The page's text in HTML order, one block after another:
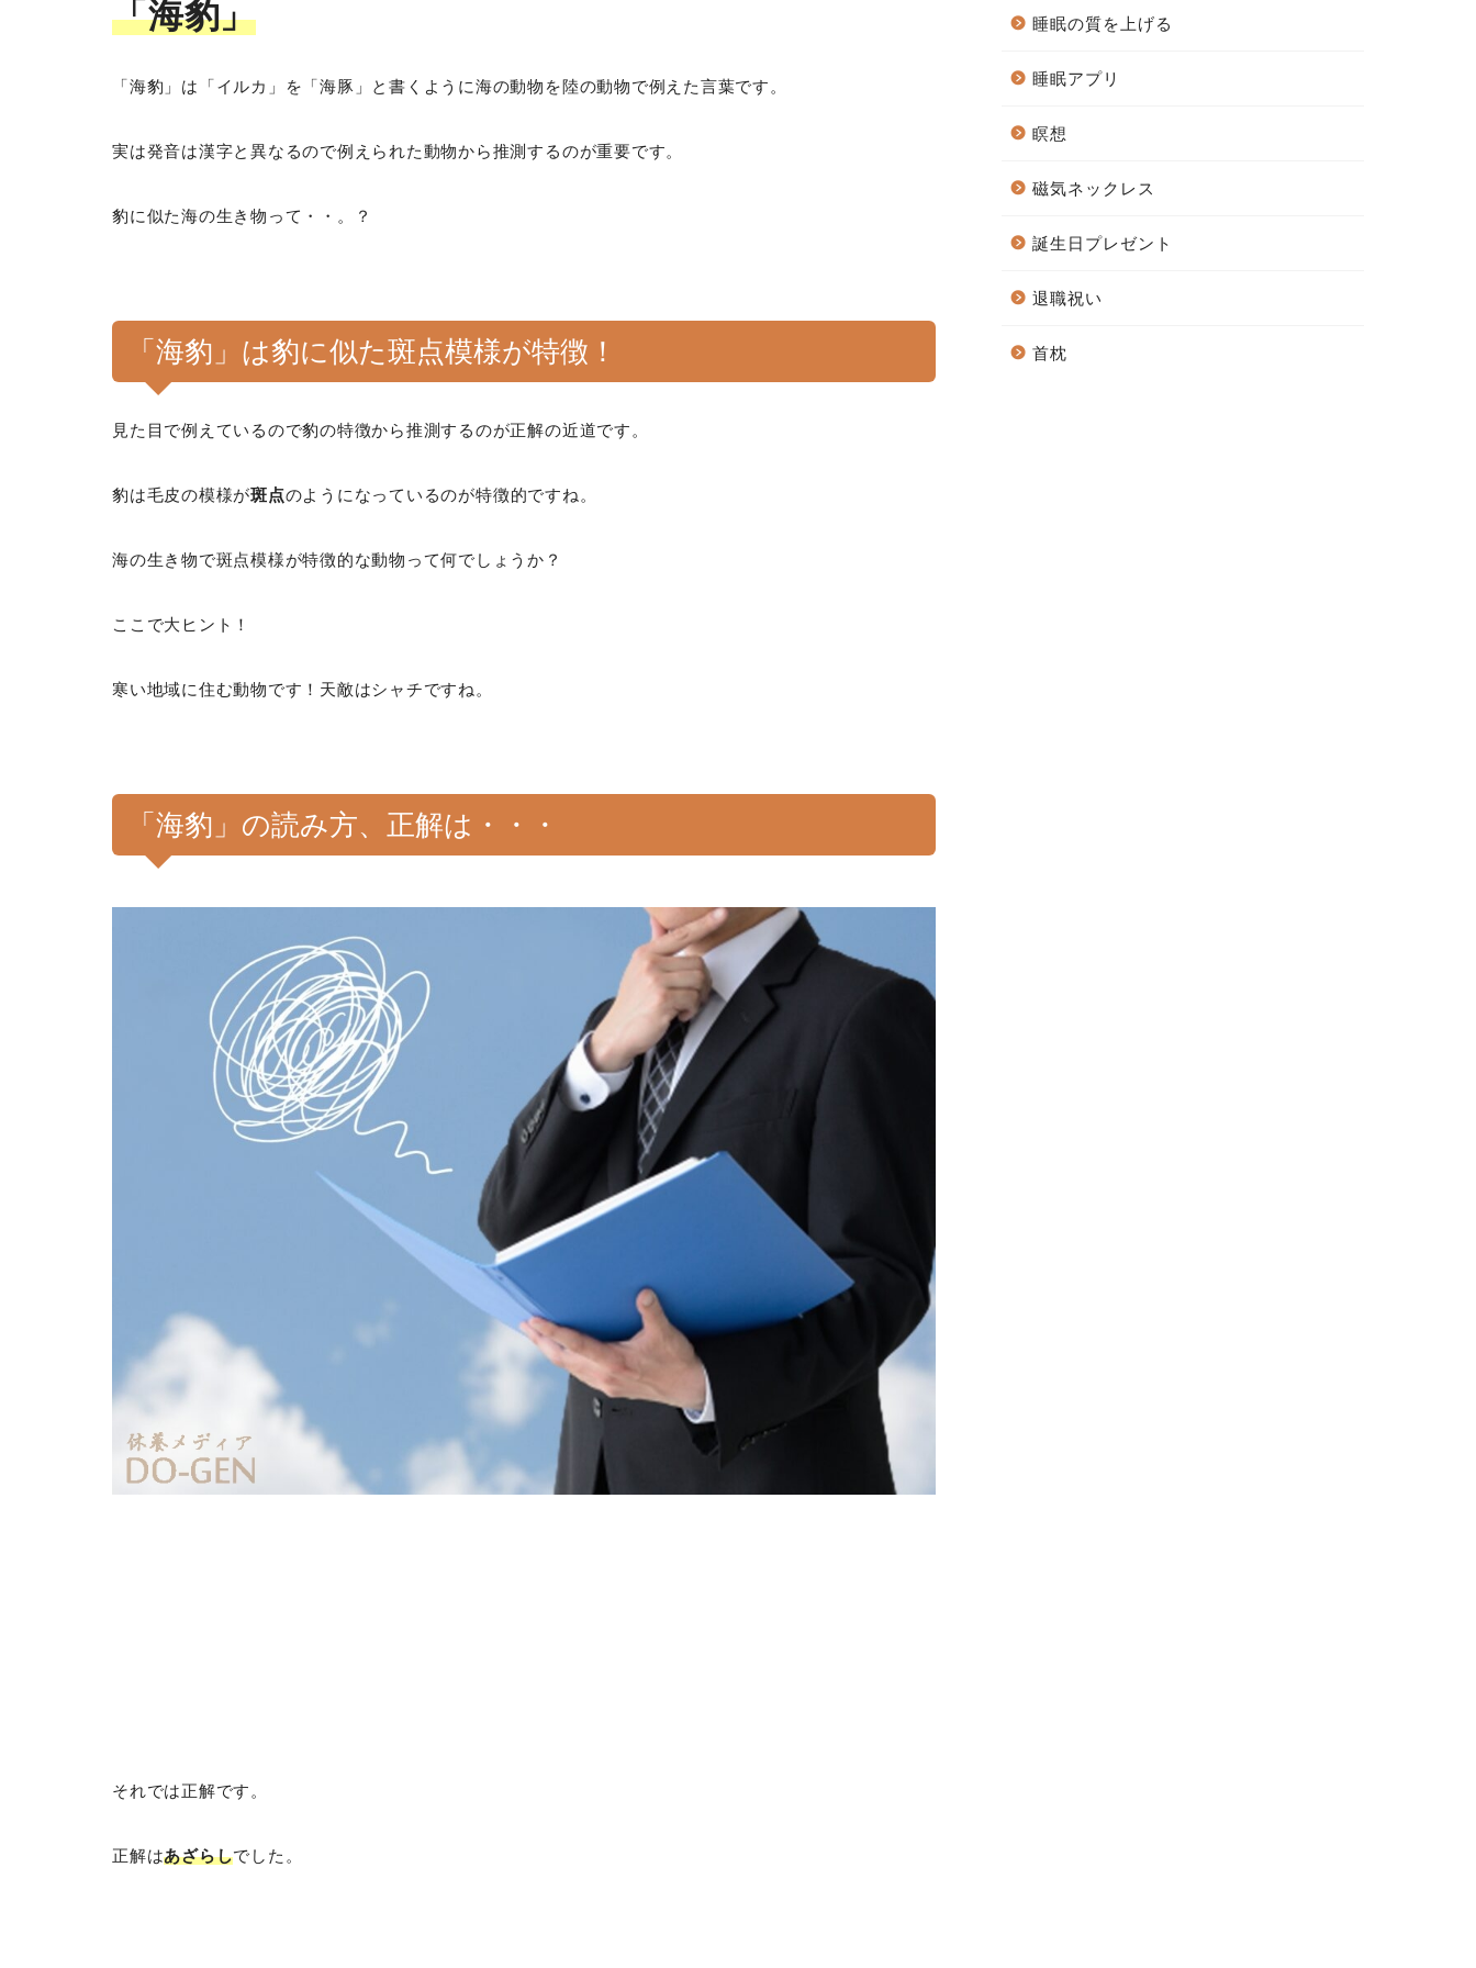
「海豹」
「海豹」は「イルカ」を「海豚」と書くように海の動物を陸の動物で例えた言葉です。
実は発音は漢字と異なるので例えられた動物から推測するのが重要です。
豹に似た海の生き物って・・。？
「海豹」は豹に似た斑点模様が特徴！
見た目で例えているので豹の特徴から推測するのが正解の近道です。
豹は毛皮の模様が斑点のようになっているのが特徴的ですね。
海の生き物で斑点模様が特徴的な動物って何でしょうか？
ここで大ヒント！
寒い地域に住む動物です！天敵はシャチですね。
「海豹」の読み方、正解は・・・
それでは正解です。
正解はあざらしでした。
睡眠の質を上げる
睡眠アプリ
瞑想
磁気ネックレス
誕生日プレゼント
退職祝い
首枕